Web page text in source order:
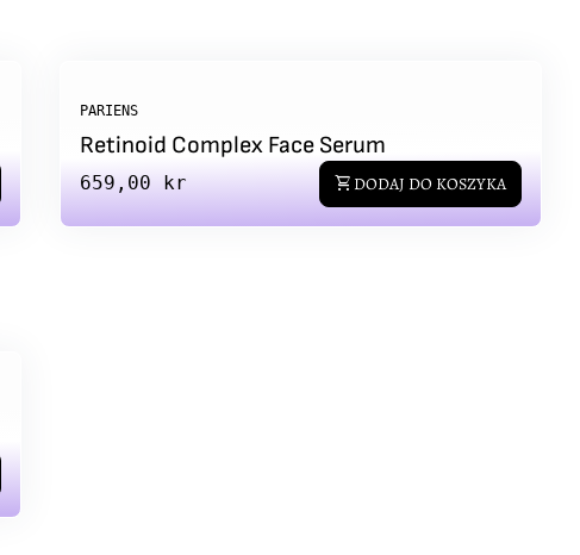
PARIENS
Retinoid Complex Face Serum
Regular price
659,00 kr shopping_cart DODAJ DO KOSZYKA